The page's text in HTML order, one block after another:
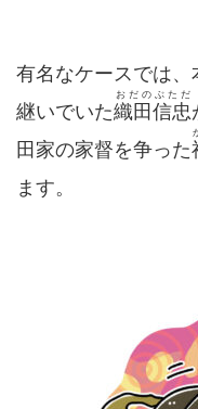
有名なケースでは
継いでいた織田信忠
おだのぶただ
田家の家督を争った
ます。